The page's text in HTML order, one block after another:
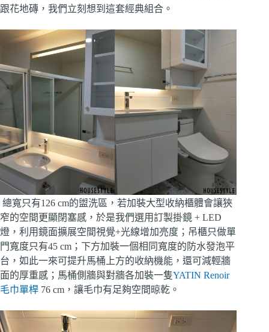
跟花地磚，我們立刻想到這套經典組合。
總寬只有126 cm的盥洗區，若加裝大型收納櫃體會讓狹
窄的空間更顯閉塞感，於是我們選用訂製掛鏡 + LED
燈，利用鏡面擴展空間視覺+光線增加亮度；吊櫃只做單
門寬度只有45 cm；下方加裝一個相同寬度的防水發泡平
台，如此一來可提升馬桶上方的收納機能，還可減輕牆
面的厚重感；馬桶側牆與對牆各加裝一隻YATIN Renoir
毛巾單桿 76 cm，讓毛巾有足夠空間晾乾。